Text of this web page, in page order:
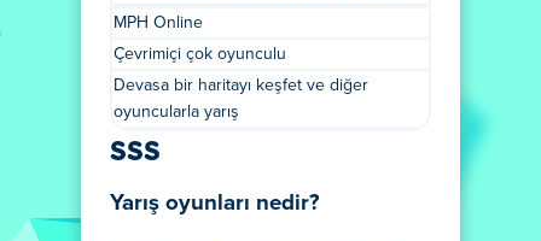
MPH Online
Çevrimiçi çok oyunculu
Devasa bir haritayı keşfet ve diğer
oyuncularla yarış
SSS
Yarış oyunları nedir?